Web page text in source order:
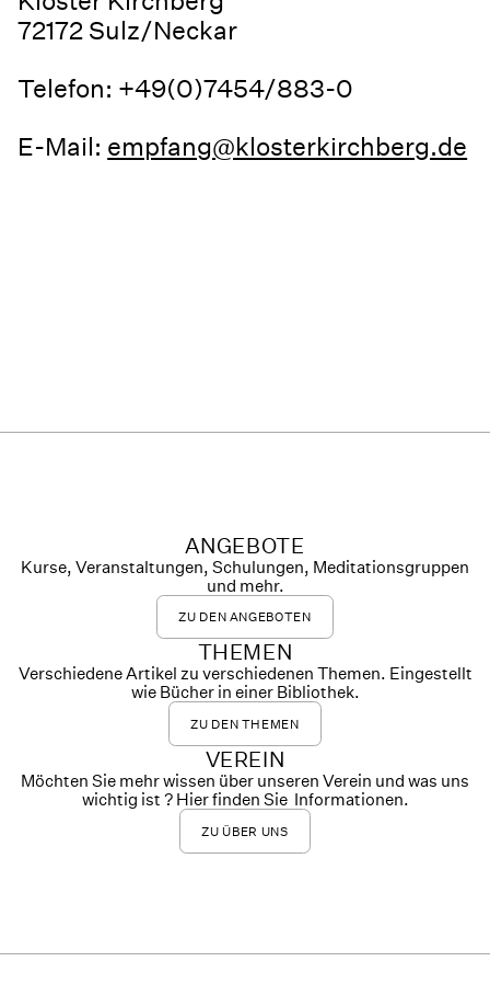
72172 Sulz/Neckar
Telefon: +49(0)7454/883-0
E-Mail: empfang@klosterkirchberg.de
ANGEBOTE
Kurse, Veranstaltungen, Schulungen, Meditationsgruppen
und mehr.
ZU DEN ANGEBOTEN
THEMEN
Verschiedene Artikel zu verschiedenen Themen. Eingestellt
wie Bücher in einer Bibliothek.
ZU DEN THEMEN
VEREIN
Möchten Sie mehr wissen über unseren Verein und was uns
wichtig ist ? Hier finden Sie Informationen.
ZU ÜBER UNS